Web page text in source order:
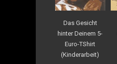
Das Gesicht
hinter Deinem 5-
Euro-TShirt
(Kinderarbeit)